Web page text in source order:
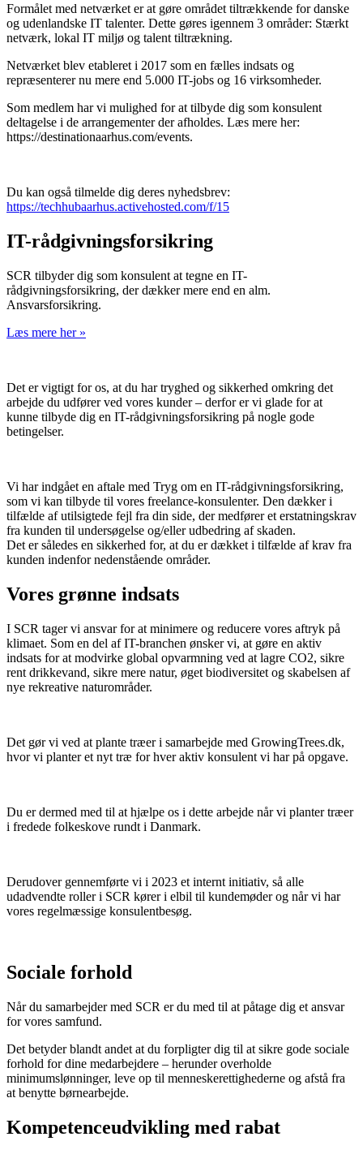
Formålet med netværket er at gøre området tiltrækkende for danske
og udenlandske IT talenter. Dette gøres igennem 3 områder: Stærkt
netværk, lokal IT miljø og talent tiltrækning.
Netværket blev etableret i 2017 som en fælles indsats og
repræsenterer nu mere end 5.000 IT-jobs og 16 virksomheder.
Som medlem har vi mulighed for at tilbyde dig som konsulent
deltagelse i de arrangementer der afholdes. Læs mere her:
https://destinationaarhus.com/events.
Du kan også tilmelde dig deres nyhedsbrev:
https://techhubaarhus.activehosted.com/f/15
IT-rådgivningsforsikring
SCR tilbyder dig som konsulent at tegne en IT-
rådgivningsforsikring, der dækker mere end en alm.
Ansvarsforsikring.
Læs mere her »
Det er vigtigt for os, at du har tryghed og sikkerhed omkring det
arbejde du udfører ved vores kunder – derfor er vi glade for at
kunne tilbyde dig en IT-rådgivningsforsikring på nogle gode
betingelser.
Vi har indgået en aftale med Tryg om en IT-rådgivningsforsikring,
som vi kan tilbyde til vores freelance-konsulenter. Den dækker i
tilfælde af utilsigtede fejl fra din side, der medfører et erstatningskrav
fra kunden til undersøgelse og/eller udbedring af skaden.
Det er således en sikkerhed for, at du er dækket i tilfælde af krav fra
kunden indenfor nedenstående områder.
Vores grønne indsats
I SCR tager vi ansvar for at minimere og reducere vores aftryk på
klimaet. Som en del af IT-branchen ønsker vi, at gøre en aktiv
indsats for at modvirke global opvarmning ved at lagre CO2, sikre
rent drikkevand, sikre mere natur, øget biodiversitet og skabelsen af
nye rekreative naturområder.
Det gør vi ved at plante træer i samarbejde med GrowingTrees.dk,
hvor vi planter et nyt træ for hver aktiv konsulent vi har på opgave.
Du er dermed med til at hjælpe os i dette arbejde når vi planter træer
i fredede folkeskove rundt i Danmark.
Derudover gennemførte vi i 2023 et internt initiativ, så alle
udadvendte roller i SCR kører i elbil til kundemøder og når vi har
vores regelmæssige konsulentbesøg.
Sociale forhold
Når du samarbejder med SCR er du med til at påtage dig et ansvar
for vores samfund.
Det betyder blandt andet at du forpligter dig til at sikre gode sociale
forhold for dine medarbejdere – herunder overholde
minimumslønninger, leve op til menneskerettighederne og afstå fra
at benytte børnearbejde.
Kompetenceudvikling med rabat